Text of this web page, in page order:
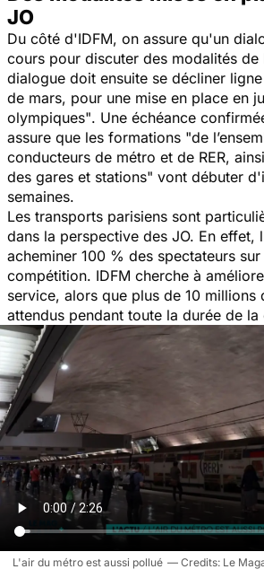
JO
Du côté d'IDFM, on assure qu'un
cours pour discuter des modalités de
dialogue doit ensuite se décliner
de mars, pour une mise en place en
olympiques". Une échéance
assure que les formations "de
conducteurs de métro et de RER,
des gares et stations" vont débuter
semaines.
Les transports parisiens sont
dans la perspective des JO. En effet,
acheminer 100 % des spectateurs
compétition. IDFM cherche à
service, alors que plus de 10 millions
attendus pendant toute la durée de
L'air du métro est aussi pollué
Le